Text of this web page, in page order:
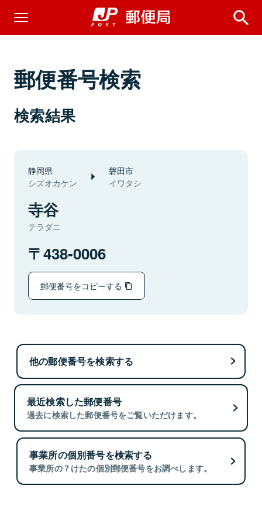
郵便番号検索
検索結果
静岡県
シズオカケン
磐田市
イワタシ
寺谷
テラダニ
438-0006
郵便番号をコピーする
他の郵便番号を検索する
最近検索した郵便番号
過去に検索した郵便番号をご覧いただけます。
事業所の個別番号を検索する
事業所の７けたの個別郵便番号をお調べします。